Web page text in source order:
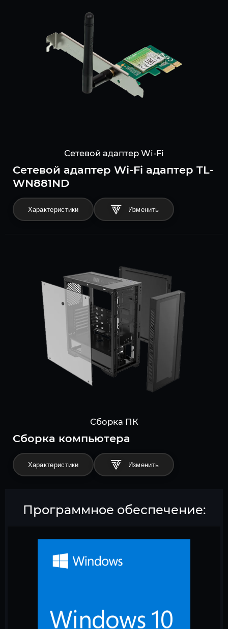
Сетевой адаптер Wi-Fi
Сетевой адаптер Wi-Fi адаптер TL-
WN881ND
Характеристики
Сборка ПК
Cборка компьютера
Характеристики
Программное обеспечение: